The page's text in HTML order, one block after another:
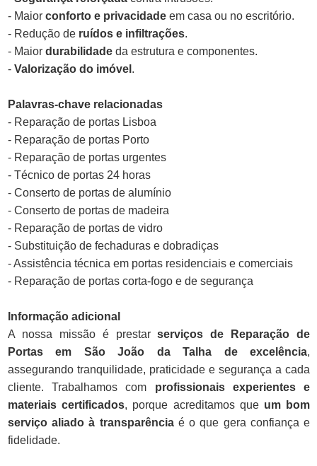
- Maior conforto e privacidade em casa ou no escritório.
- Redução de ruídos e infiltrações.
- Maior durabilidade da estrutura e componentes.
- Valorização do imóvel .
Palavras-chave relacionadas
- Reparação de portas Lisboa
- Reparação de portas Porto
- Reparação de portas urgentes
- Técnico de portas 24 horas
- Conserto de portas de alumínio
- Conserto de portas de madeira
- Reparação de portas de vidro
- Substituição de fechaduras e dobradiças
- Assistência técnica em portas residenciais e comerciais
- Reparação de portas corta-fogo e de segurança
Informação adicional
A nossa missão é prestarserviços de Reparação de
Portas em São João da Talha de excelência,
assegurando tranquilidade, praticidade e segurança a cada
cliente. Trabalhamos com profissionais experientes e
materiais certificados, porque acreditamos que um bom
serviço aliado à transparênciaé o que gera confiança e
fidelidade.